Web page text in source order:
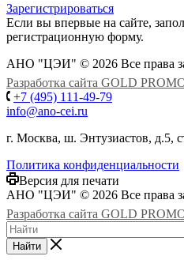
Зарегистрироваться
Если вы впервые на сайте,
регистрационную форму.
АНО "ЦЭИ" © 2026 Все права
Разработка сайта GOLD
+7 (495) 111-49-79
info@ano-cei.ru
г. Москва, ш. Энтузиастов, д.5,
Политика конфиденциальности
Версия для печати
АНО "ЦЭИ" © 2026 Все права
Разработка сайта GOLD
Найти